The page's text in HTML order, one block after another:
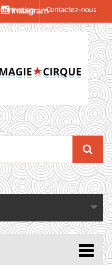
InstagramContactez-nous
Connexion